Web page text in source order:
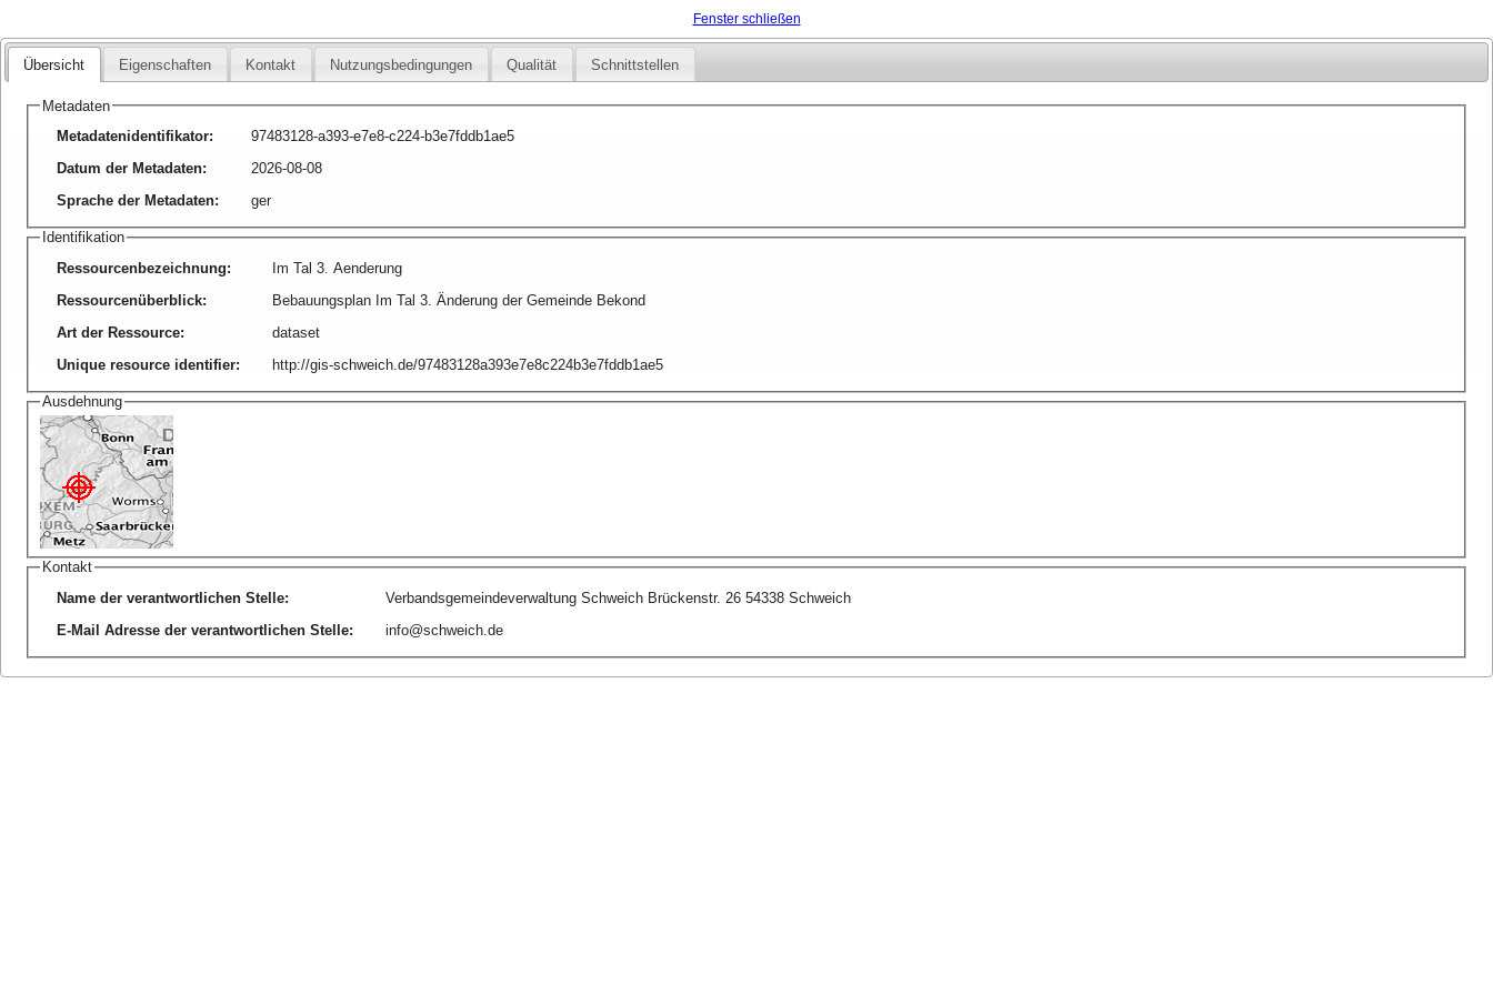
Fenster schließen
Übersicht Eigenschaften Kontakt Nutzungsbedingungen Qualität Schnittstellen
Metadaten
Metadatenidentifikator:
97483128-a393-e7e8-c224-b3e7fddb1ae5
Datum der Metadaten:
2026-08-08
Sprache der Metadaten: ger
Identifikation
Ressourcenbezeichnung:
Im Tal 3. Aenderung
Ressourcenüberblick:
Bebauungsplan Im Tal 3. Änderung der Gemeinde Bekond
Art der Ressource:
dataset
Unique resource identifier: http://gis-schweich.de/97483128a393e7e8c224b3e7fddb1ae5
Ausdehnung
Kontakt
Name der verantwortlichen Stelle:
Verbandsgemeindeverwaltung Schweich Brückenstr. 26 54338 Schweich
E-Mail Adresse der verantwortlichen Stelle: info@schweich.de